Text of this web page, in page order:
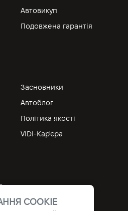
Автовикуп
Подовжена гарантія
Засновники
Автоблог
Політика якості
VIDI-Кар'єра
Контакти
COOKIE